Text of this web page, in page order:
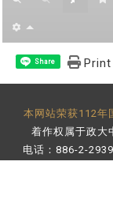
Share
本网站荣获112年
着作权属于政大
电话：886-2-